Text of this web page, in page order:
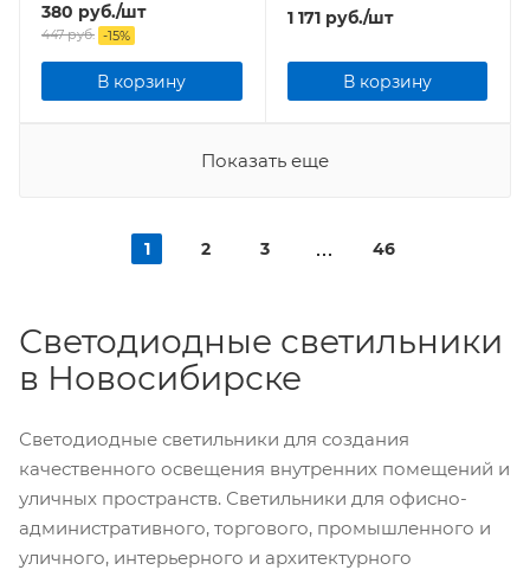
380 руб./шт
447руб. -15%
В корзину
1 171руб./шт
В корзину
Показать еще
1 2 3 46
Светодиодные светильники
в Новосибирске
Светодиодные светильники для создания
качественного освещения внутренних помещений и
уличных пространств. Светильники для офисно-
административного, торгового, промышленного и
уличного, интерьерного и архитектурного